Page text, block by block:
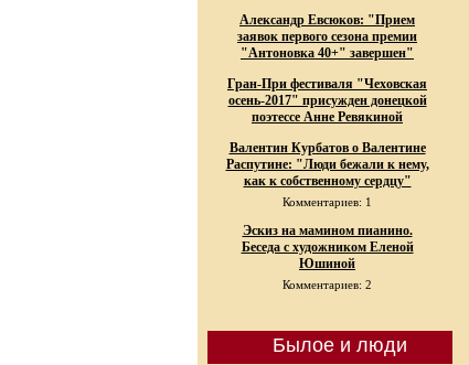
Александр Евсюков: "Прием
заявок первого сезона премии
"Антоновка 40+" завершен"
Гран-При фестиваля "Чеховская
осень-2017" присужден донецкой
поэтессе Анне Ревякиной
Валентин Курбатов о Валентине
Распутине: "Люди бежали к нему,
как к собственному сердцу"
Комментариев: 1
Эскиз на мамином пианино.
Беседа с художником Еленой
Юшиной
Комментариев: 2
Былое и люди